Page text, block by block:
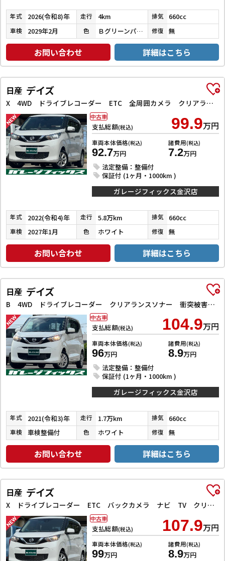
年式 2026(令和8)年 走行 4km 排気 660cc
車検 2029年2月 色 Ｂグリーンパール／ＣブラックＰ 修復 無
お問い合わせ 詳細はこちら
日産 デイズ
X 4WD ドライブレコーダー ETC 全周囲カメラ クリアランスソナー 衝突被害軽減システム オートライト スマートキー アイドリングストップ 電動格納ミラー シートヒーター ベンチシート CVT
支払総額(税込) 99.9万円
車両本体価格(税込)
92.7万円
諸費用(税込)
7.2万円
法定整備：整備付
保証付 (1ヶ月・1000km )
中古車
ガレージフィックス金沢店
年式 2022(令和4)年 走行 5.8万km 排気 660cc
車検 2027年1月 色 ホワイト 修復 無
お問い合わせ 詳細はこちら
日産 デイズ
B 4WD ドライブレコーダー クリアランスソナー 衝突被害軽減システム オートライト アイドリングストップ 電動格納ミラー シートヒーター ベンチシート CVT 盗難防止システム ABS ESC CD
支払総額(税込) 104.9万円
車両本体価格(税込)
96万円
諸費用(税込)
8.9万円
法定整備：整備付
保証付 (1ヶ月・1000km )
中古車
ガレージフィックス金沢店
年式 2021(令和3)年 走行 1.7万km 排気 660cc
車検 車検整備付 色 ホワイト 修復 無
お問い合わせ 詳細はこちら
日産 デイズ
X ドライブレコーダー ETC バックカメラ ナビ TV クリアランスソナー 衝突被害軽減システム オートライト スマートキー アイドリングストップ 電動格納ミラー ベンチシート CVT 盗難防止システム
支払総額(税込) 107.9万円
車両本体価格(税込)
99万円
諸費用(税込)
8.9万円
中古車